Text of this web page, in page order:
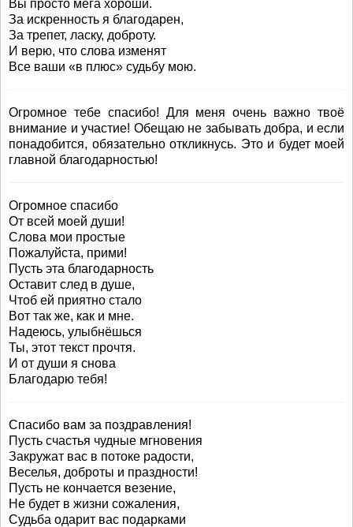
Вы просто мега хороши.
За искренность я благодарен,
За трепет, ласку, доброту.
И верю, что слова изменят
Все ваши «в плюс» судьбу мою.
Огромное тебе спасибо! Для меня очень важно твоё
внимание и участие! Обещаю не забывать добра, и если
понадобится, обязательно откликнусь. Это и будет моей
главной благодарностью!
Огромное спасибо
От всей моей души!
Слова мои простые
Пожалуйста, прими!
Пусть эта благодарность
Оставит след в душе,
Чтоб ей приятно стало
Вот так же, как и мне.
Надеюсь, улыбнёшься
Ты, этот текст прочтя.
И от души я снова
Благодарю тебя!
Спасибо вам за поздравления!
Пусть счастья чудные мгновения
Закружат вас в потоке радости,
Веселья, доброты и праздности!
Пусть не кончается везение,
Не будет в жизни сожаления,
Судьба одарит вас подарками